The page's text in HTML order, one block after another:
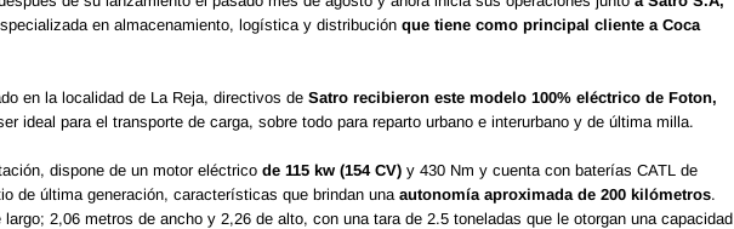
en almacenamiento, logística y distribución que tiene como principal cliente a Coca
en la localidad de La Reja, directivos de Satro recibieron este modelo 100% eléctrico de Foton,
ideal para el transporte de carga, sobre todo para reparto urbano e interurbano y de última milla.
dispone de un motor eléctrico de 115 kw (154 CV) y 430 Nm y cuenta con baterías CATL de
de última generación, características que brindan una autonomía aproximada de 200 kilómetros.
largo; 2,06 metros de ancho y 2,26 de alto, con una tara de 2.5 toneladas que le otorgan una capacidad